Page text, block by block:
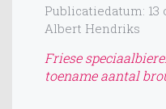
Publicatiedatum: 13
Albert Hendriks
Friese
toename aantal